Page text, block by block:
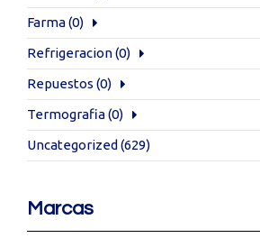
Farma(0)
Refrigeracion(0)
Repuestos (0)
Termografia(0)
Uncategorized (629)
Marcas